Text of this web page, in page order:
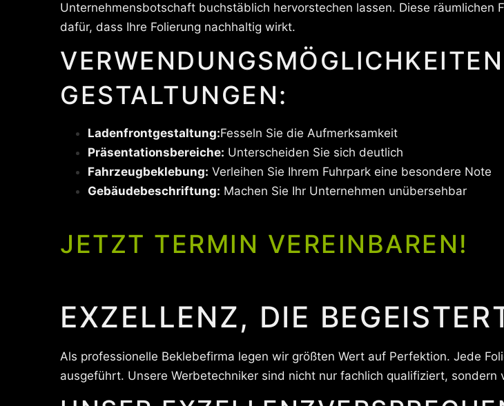
Unternehmensbotschaft buchstäblich hervorstechen lassen. Diese räumlichen
dafür, dass Ihre Folierung nachhaltig wirkt.
GESTALTUNGEN:
Ladenfrontgestaltung:Fesseln Sie die Aufmerksamkeit
Präsentationsbereiche: Unterscheiden Sie sich deutlich
Fahrzeugbeklebung: Verleihen Sie Ihrem Fuhrpark eine besondere Note
Gebäudebeschriftung: Machen Sie Ihr Unternehmen unübersehbar
JETZT TERMIN VEREINBAREN!
EXZELLENZ, DIE
Als professionelle Beklebefirma legen wir größten Wert auf Perfektion. Jede
ausgeführt. Unsere Werbetechniker sind nicht nur fachlich qualifiziert,